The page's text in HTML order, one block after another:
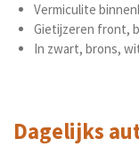
Vermiculite
Gietijzeren front,
In zwart, brons,
Dagelijks